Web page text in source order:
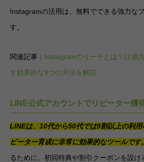
Instagramの活用は、無料でできる強力な
す。
関連記事： Instagramのリーチとは？計測
す効果的な9つの方法を解説
LINE公式アカウントでリピーター獲
LINEは、10代から50代では9割以上の利
ピーター育成に非常に効果的なツールです。
るために、初回特典や割引クーポンを設け